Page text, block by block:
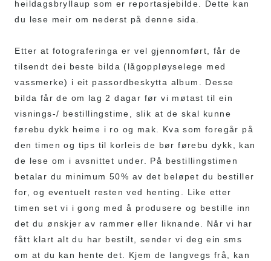
heildagsbryllaup som er reportasjebilde. Dette kan
du lese meir om nederst på denne sida.
Etter at fotograferinga er vel gjennomført, får de
tilsendt dei beste bilda (lågoppløyselege med
vassmerke) i eit passordbeskytta album. Desse
bilda får de om lag 2 dagar før vi møtast til ein
visnings-/ bestillingstime, slik at de skal kunne
førebu dykk heime i ro og mak. Kva som foregår på
den timen og tips til korleis de bør førebu dykk, kan
de lese om i avsnittet under. På bestillingstimen
betalar du minimum 50% av det beløpet du bestiller
for, og eventuelt resten ved henting. Like etter
timen set vi i gong med å produsere og bestille inn
det du ønskjer av rammer eller liknande. Når vi har
fått klart alt du har bestilt, sender vi deg ein sms
om at du kan hente det. Kjem de langvegs frå, kan